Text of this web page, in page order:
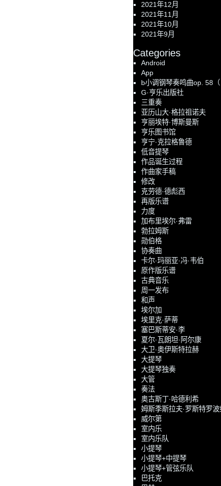
2021年12月
2021年11月
2021年10月
2021年9月
Categories
Android
App
b小调钢琴奏鸣曲op. 58
G·亨乐出版社
三重奏
亚历山大·格拉祖诺夫
亨丽埃特·博斯曼斯
亨乐图书馆
亨宁·克拉格鲁德
低音提琴
作品诞生过程
作曲家手稿
修改
克劳德·德彪西
再版乐谱
力度
加布里埃尔·弗雷
勃拉姆斯
勋伯格
协奏曲
卡尔·玛丽亚·冯·韦伯
原作版乐谱
古典音乐
周一发布
和声
埃尔加
埃里克·萨蒂
塞巴斯蒂安·李
夏尔·瓦朗坦·阿尔康
大卫·奥伊斯特拉赫
大提琴
大提琴独奏
大管
奏法
奥古斯丁·哈德利希
姆斯季斯拉夫·罗斯特罗波
威尔第
室内乐
室内乐队
小提琴
小提琴+中提琴
小提琴+管弦乐队
巴托克